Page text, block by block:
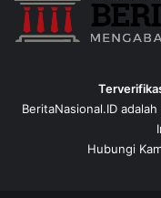
BeritaNasional.ID
Hubungi